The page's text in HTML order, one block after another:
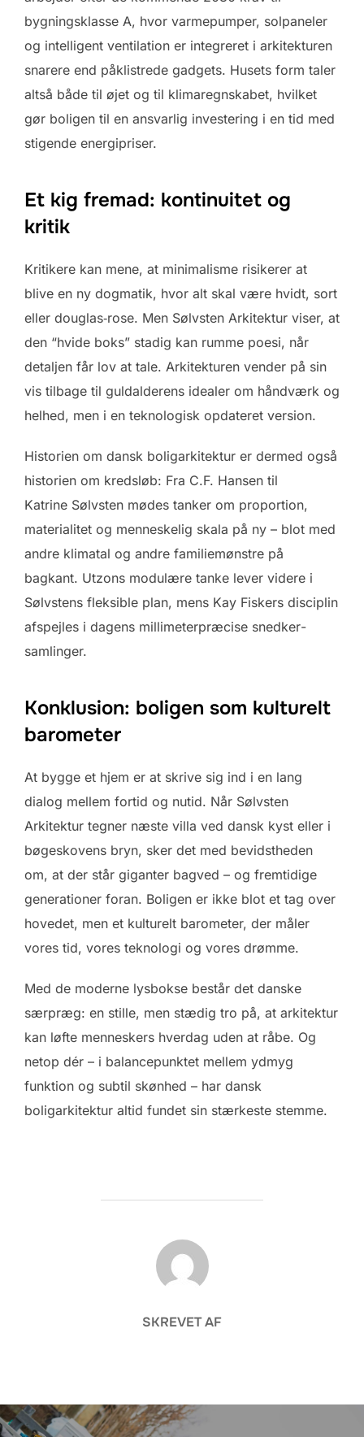
bygningsklasse A, hvor varme­pumper, solpaneler
og intelligent ventilation er integreret i arkitekturen
snarere end påklistrede gadgets. Husets form taler
altså både til øjet og til klimaregnskabet, hvilket
gør boligen til en ansvarlig investering i en tid med
stigende energipriser.
Et kig fremad: kontinuitet og
kritik
Kritikere kan mene, at minimalisme risikerer at
blive en ny dogmatik, hvor alt skal være hvidt, sort
eller douglas‑rose. Men Sølvsten Arkitektur viser, at
den “hvide boks” stadig kan rumme poesi, når
detaljen får lov at tale. Arkitekturen vender på sin
vis tilbage til guldalderens idealer om håndværk og
helhed, men i en teknologisk opdateret version.
Historien om dansk boligarkitektur er dermed også
historien om kredsløb: Fra C.F. Hansen til
Katrine Sølvsten mødes tanker om proportion,
materialitet og menneskelig skala på ny – blot med
andre klimatal og andre familiemønstre på
bagkant. Utzons modulære tanke lever videre i
Sølvstens fleksible plan, mens Kay Fiskers disciplin
afspejles i dagens millimeterpræcise snedker­
samlinger.
Konklusion: boligen som kulturelt
barometer
At bygge et hjem er at skrive sig ind i en lang
dialog mellem fortid og nutid. Når Sølvsten
Arkitektur tegner næste villa ved dansk kyst eller i
bøgeskovens bryn, sker det med bevidstheden
om, at der står giganter bagved – og fremtidige
generationer foran. Boligen er ikke blot et tag over
hovedet, men et kulturelt barometer, der måler
vores tid, vores teknologi og vores drømme.
Med de moderne lysbokse består det danske
særpræg: en stille, men stædig tro på, at arkitektur
kan løfte menneskers hverdag uden at råbe. Og
netop dér – i balancepunktet mellem ydmyg
funktion og subtil skønhed – har dansk
boligarkitektur altid fundet sin stærkeste stemme.
FORFATTER
SKREVET AF
Indlægsnavigation